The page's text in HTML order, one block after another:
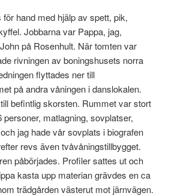
hand med hjälp av spett, pik,
Jobbarna var Pappa, jag,
på Rosenhult. När tomten var
rivningen av boningshusets norra
flyttades ner till
på andra våningen i danslokalen.
befintlig skorsten. Rummet var stort
matlagning, sovplatser,
jag hade vår sovplats i biografen
revs även tvåvåningstillbygget.
påbörjades. Profiler sattes ut och
kasta upp materian grävdes en ca
trädgården västerut mot järnvägen.